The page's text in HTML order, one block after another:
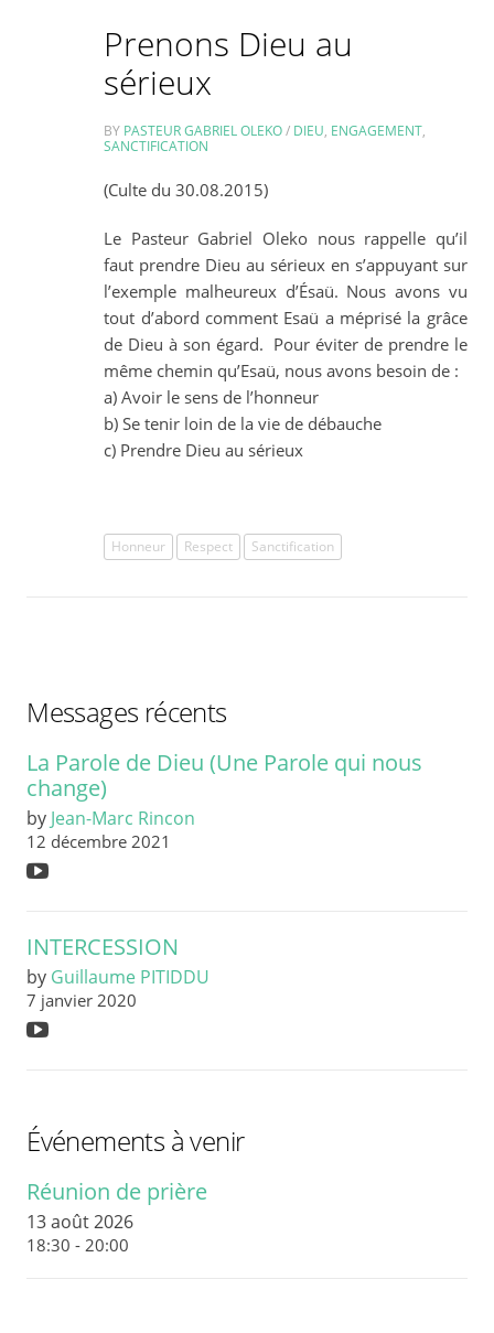
Prenons Dieu au
sérieux
BY PASTEUR GABRIEL OLEKO/ DIEU, ENGAGEMENT,
SANCTIFICATION
(Culte du 30.08.2015)
Le Pasteur Gabriel Oleko nous rappelle qu’il
faut prendre Dieu au sérieux en s’appuyant sur
l’exemple malheureux d’Ésaü. Nous avons vu
tout d’abord comment Esaü a méprisé la grâce
de Dieu à son égard. Pour éviter de prendre le
même chemin qu’Esaü, nous avons besoin de :
a) Avoir le sens de l’honneur
b) Se tenir loin de la vie de débauche
c) Prendre Dieu au sérieux
Honneur Respect Sanctification
Messages récents
La Parole de Dieu (Une Parole qui nous
change)
by Jean-Marc Rincon
12 décembre 2021
INTERCESSION
by Guillaume PITIDDU
7 janvier 2020
Événements à venir
Réunion de prière
13 août 2026
18:30 - 20:00